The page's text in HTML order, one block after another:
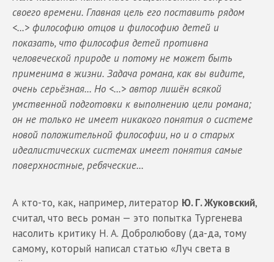
своего времени. Главная цель его поставить рядом
<...> философию отцов и философию детей и
показать, что философия детей противна
человеческой природе и потому не может быть
применима в жизни. Задача романа, как вы видите,
очень серьёзная... Но <...> автор лишён всякой
умственной подготовки к выполнению цели романа;
он не только не имеет никакого понятия о системе
новой положительной философии, но и о старых
идеалистических системах имеет понятия самые
поверхностные, ребяческие...
А кто-то, как, например, литератор Ю. Г. Жуковский,
считал, что весь роман — это попытка Тургенева
насолить критику Н. А. Добролюбову (да-да, тому
самому, который написал статью «Луч света в